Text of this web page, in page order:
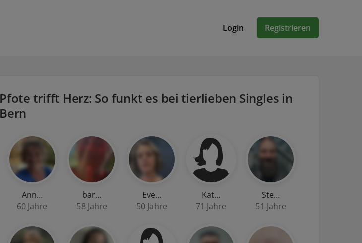
Login Registrieren
Pfote trifft Herz: So funkt es bei tierlieben Singles in
Bern
Ann…
60 Jahre
bar…
58 Jahre
Eve…
50 Jahre
Kat…
71 Jahre
Ste…
51 Jahre